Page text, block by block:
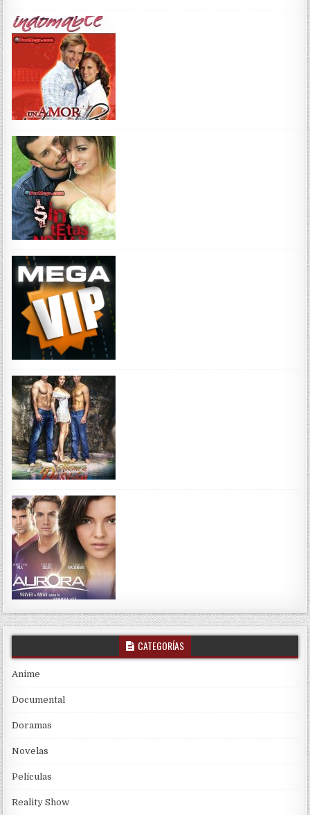
CATEGORÍAS
Anime
Documental
Doramas
Novelas
Películas
Reality Show